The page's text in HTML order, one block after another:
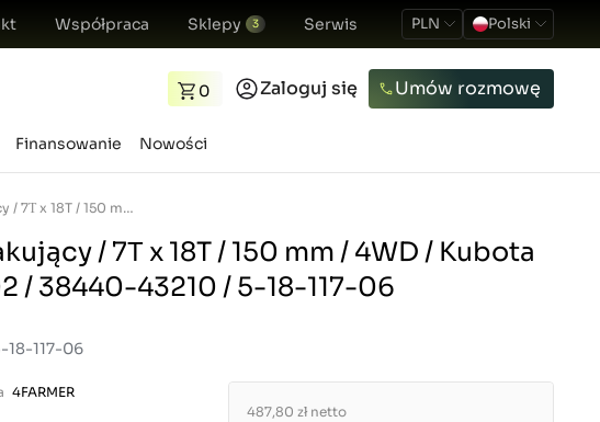
Współpraca Sklepy 3 Serwis PLN Polski
0 Zaloguj się Umów rozmowę
Finansowanie Nowości
Wałek atakujący / 7Τ x 18T / 150 mm / 4WD / Kubota L02/L2402 / 38440-43210 / 5-18-117-06
/ 7Τ x 18T / 150 mm / 4WD / Kubota
/ 38440-43210 / 5-18-117-06
117-06
4FARMER
487,80 zł netto